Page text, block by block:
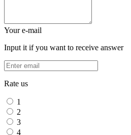
Your e-mail
Input it if you want to receive answer
Rate us
1
2
3
4